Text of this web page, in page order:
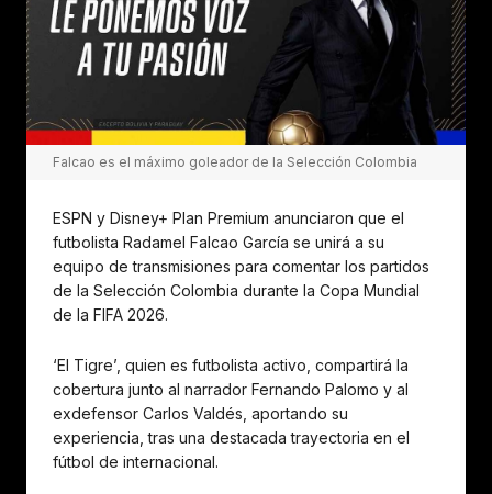
Falcao es el máximo goleador de la Selección Colombia
ESPN y Disney+ Plan Premium anunciaron que el
futbolista Radamel Falcao García se unirá a su
equipo de transmisiones para comentar los partidos
de la Selección Colombia durante la Copa Mundial
de la FIFA 2026.
‘El Tigre’, quien es futbolista activo, compartirá la
cobertura junto al narrador Fernando Palomo y al
exdefensor Carlos Valdés, aportando su
experiencia, tras una destacada trayectoria en el
fútbol de internacional.